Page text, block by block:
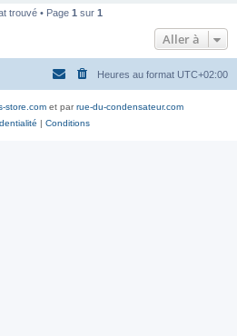
trouvé • Page 1 sur 1
Aller à
Heures au format UTC+02:00
store.comet parrue-du-condensateur.com
| Conditions